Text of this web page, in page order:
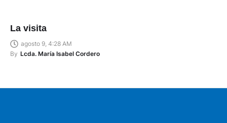
La visita
agosto 9, 4:28 AM
By Lcda. María Isabel Cordero